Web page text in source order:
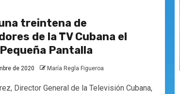
treintena de
de la TV Cubana el
Pantalla
de 2020 María Regla Figueroa
Director General de la Televisión Cubana,